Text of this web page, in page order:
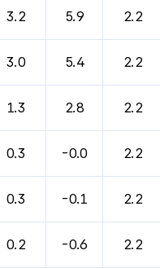
3.2 5.9 2.2
3.0 5.4 2.2
1.3 2.8 2.2
0.3 -0.0 2.2
0.3 -0.1 2.2
0.2 -0.6 2.2